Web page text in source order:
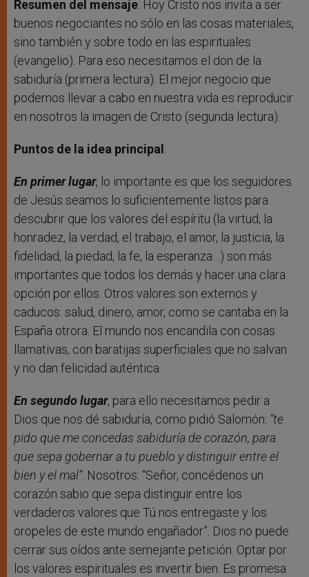
Resumen del mensaje: Hoy Cristo nos invita a ser
buenos negociantes no sólo en las cosas materiales,
sino también y sobre todo en las espirituales
(evangelio). Para eso necesitamos el don de la
sabiduría (primera lectura). El mejor negocio que
podemos llevar a cabo en nuestra vida es reproducir
en nosotros la imagen de Cristo (segunda lectura).
Puntos de la idea principal :
En primer lugar, lo importante es que los seguidores
de Jesús seamos lo suficientemente listos para
descubrir que los valores del espíritu (la virtud, la
honradez, la verdad, el trabajo, el amor, la justicia, la
fidelidad, la piedad, la fe, la esperanza…) son más
importantes que todos los demás y hacer una clara
opción por ellos. Otros valores son externos y
caducos: salud, dinero, amor, como se cantaba en la
España otrora. El mundo nos encandila con cosas
llamativas, con baratijas superficiales que no salvan
y no dan felicidad auténtica.
En segundo lugar, para ello necesitamos pedir a
Dios que nos dé sabiduría, como pidió Salomón: “te
pido que me concedas sabiduría de corazón, para
que sepa gobernar a tu pueblo y distinguir entre el
bien y el mal”. Nosotros: “Señor, concédenos un
corazón sabio que sepa distinguir entre los
verdaderos valores que Tú nos entregaste y los
oropeles de este mundo engañador”. Dios no puede
cerrar sus oídos ante semejante petición. Optar por
los valores espirituales es invertir bien. Es promesa